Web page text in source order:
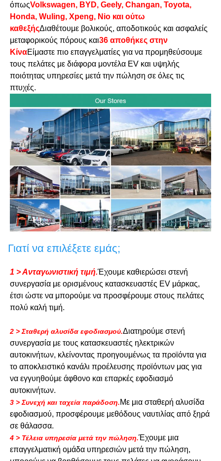
όπωςVolkswagen, BYD, Geely, Changan, Toyota,
Honda, Wuling, Xpeng, Nio και ούτω
καθεξήςΔιαθέτουμε βολικούς, αποδοτικούς και ασφαλείς
μεταφορικούς πόρους και36 αποθήκες στην
ΚίναΕίμαστε πιο επαγγελματίες για να προμηθεύσουμε
τους πελάτες με διάφορα μοντέλα EV και υψηλής
ποιότητας υπηρεσίες μετά την πώληση σε όλες τις
πτυχές.
Γιατί να επιλέξετε εμάς;
1 > Ανταγωνιστική τιμή.Έχουμε καθιερώσει στενή
συνεργασία με ορισμένους κατασκευαστές EV μάρκας,
έτσι ώστε να μπορούμε να προσφέρουμε στους πελάτες
πολύ καλή τιμή.
2 > Σταθερή αλυσίδα εφοδιασμού.Διατηρούμε στενή
συνεργασία με τους κατασκευαστές ηλεκτρικών
αυτοκινήτων, κλείνοντας προηγουμένως τα προϊόντα για
το αποκλειστικό κανάλι προέλευσης προϊόντων μας για
να εγγυηθούμε άφθονο και επαρκές εφοδιασμό
αυτοκινήτων.
3 > Συνεχή και ταχεία παράδοση.Με μια σταθερή αλυσίδα
εφοδιασμού, προσφέρουμε μεθόδους ναυτιλίας από ξηρά
σε θάλασσα.
4 > Τέλεια υπηρεσία μετά την πώληση.Έχουμε μια
επαγγελματική ομάδα υπηρεσιών μετά την πώληση,